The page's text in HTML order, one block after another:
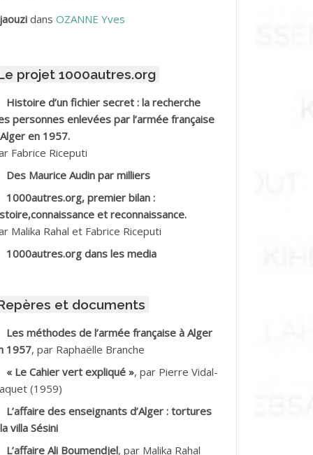
Mohamed *
Ahmed
Mohamed ben Kaddour
Kouider
Ahmed dit le Coiffeur
Mohamed
Salah
M.*
Ali
Tahar
dans OZANNE Yves
projet 1000autres.org
Histoire d’un fichier secret : la recherche
personnes enlevées par l’armée française
en 1957.
Fabrice Riceputi
Des Maurice Audin par milliers
1000autres.org, premier bilan :
et reconnaissance.
Malika Rahal et Fabrice Riceputi
1000autres.org dans les media
et documents
Les méthodes de l’armée française à Alger
1957, par Raphaëlle Branche
« Le Cahier vert expliqué », par Pierre Vidal-
(1959)
L’affaire des enseignants d’Alger : tortures
villa Sésini
L’affaire Ali Boumendjel, par Malika Rahal